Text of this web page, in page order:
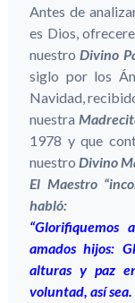
Antes de
es Dios,
nuestroDivino
siglo por los
Navidad,
nuestra
1978 y que
nuestro Divino
El Maestro
habló:
“Glorifiquemos
amados hijos:
alturas y paz
voluntad, así sea.